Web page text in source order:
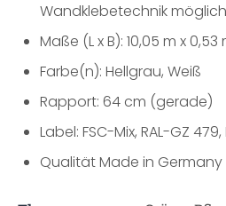
Wandklebetechnik möglich
Maße (L x B): 10,05 m x 0,53
Farbe(n): Hellgrau, Weiß
Rapport: 64 cm (gerade)
Label: FSC-Mix, RAL-GZ
Qualität Made in Germany